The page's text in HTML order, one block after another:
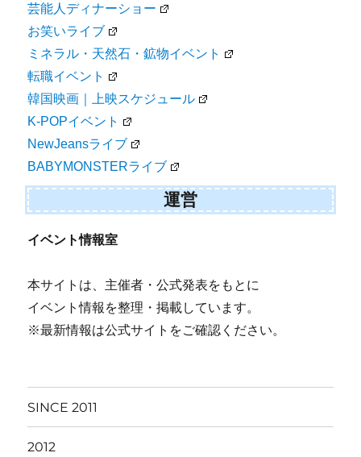
芸能人ディナーショー
お笑いライブ
ミネラル・天然石・鉱物イベント
転職イベント
韓国映画｜上映スケジュール
K-POPイベント
NewJeansライブ
BABYMONSTERライブ
運営
イベント情報室
本サイトは、主催者・公式発表をもとに
イベント情報を整理・掲載しています。
※最新情報は公式サイトをご確認ください。
SINCE 2011
2012